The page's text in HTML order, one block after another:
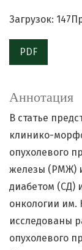
Загрузок: 147
PDF
Аннотация
В статье
клинико-
опухолевого
железы (РМЖ)
диабетом (СД)
онкологии им.
исследованы
опухолевого